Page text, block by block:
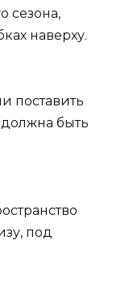
сезона,
наверху.
поставить
быть
под